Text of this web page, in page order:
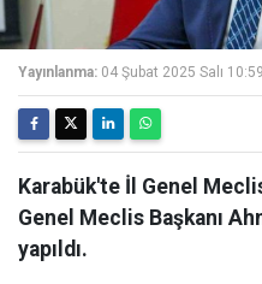
Yayınlanma: 04 Şubat 2025 Salı 10:59
Karabük'te İl Genel
Genel Meclis Başkanı
yapıldı.